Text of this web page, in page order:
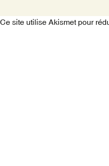
Ce site utilise Akismet pour